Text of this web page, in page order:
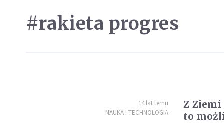
#rakieta progres
14 lat temu
NAUKA I TECHNOLOGIA
Z Ziemi
to